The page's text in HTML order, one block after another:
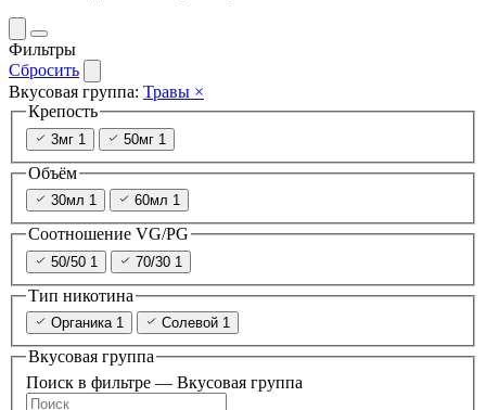
Фильтры
Сбросить
Вкусовая группа: Травы ×
Крепость
3мг 1 50мг 1
Объём
30мл 1 60мл 1
Соотношение VG/PG
50/50 1 70/30 1
Тип никотина
Органика 1 Солевой 1
Вкусовая группа
Поиск в фильтре — Вкусовая группа